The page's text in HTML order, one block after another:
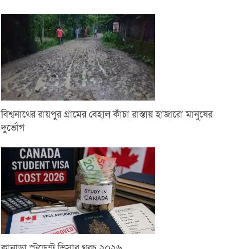
বিশ্বনাথের রায়পুর গ্রামের বেহাল কাঁচা রাস্তায় হাজারো মানুষের
দুর্ভোগ